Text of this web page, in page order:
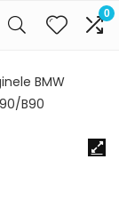
0
BMW
B90